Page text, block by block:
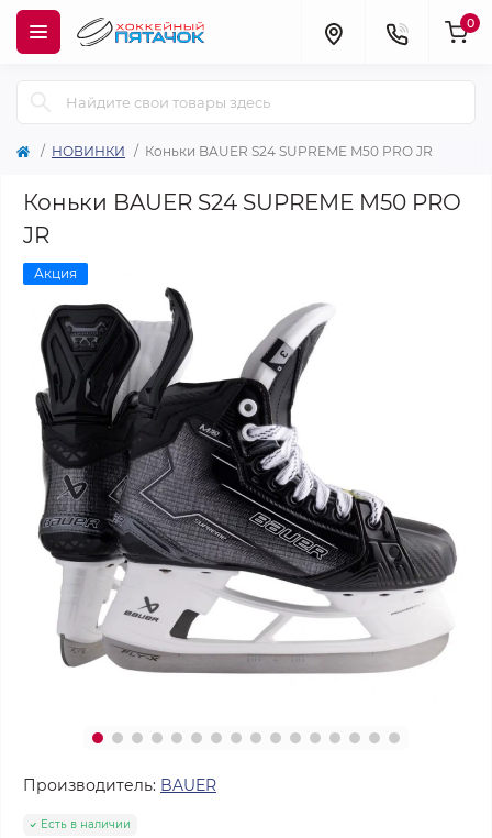
0
НОВИНКИ Коньки BAUER S24 SUPREME M50 PRO JR
Коньки BAUER S24 SUPREME M50 PRO
JR
Акция
Производитель: BAUER
Есть в наличии